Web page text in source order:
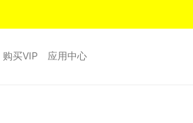
购买VIP 应用中心